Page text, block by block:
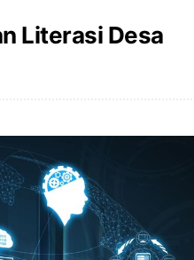
Literasi Desa